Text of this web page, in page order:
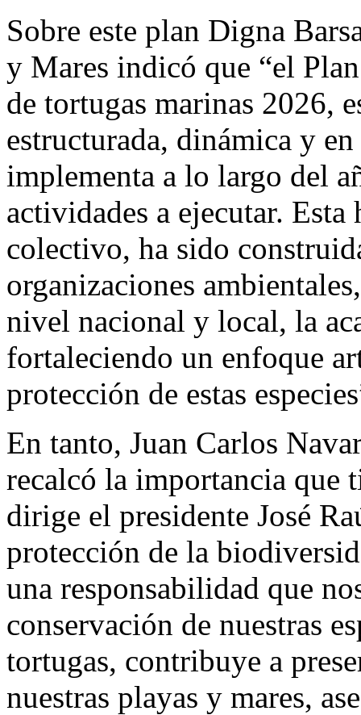
Sobre este plan Digna
y Mares indicó que “el
de tortugas marinas 2026,
estructurada, dinámica y
implementa a lo largo del
actividades a ejecutar. Esta
colectivo, ha sido
organizaciones
nivel nacional y local, la
fortaleciendo un enfoque
protección de estas
En tanto, Juan Carlos
recalcó la importancia que
dirige el presidente José
protección de la
una responsabilidad que
conservación de nuestras
tortugas, contribuye a
nuestras playas y mares,